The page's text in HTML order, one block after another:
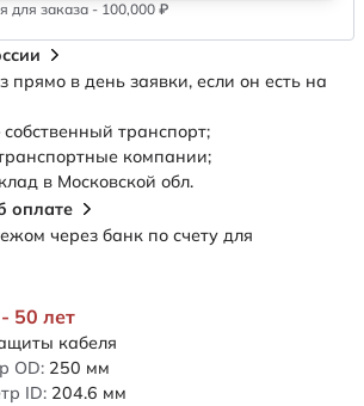
50 лет
кабеля
OD: 250 мм
ID: 204.6 мм
для заказа - 100,000 ₽
прямо в день заявки, если он есть на
транспорт;
компании;
в Московской обл.
оплате
через банк по счету для